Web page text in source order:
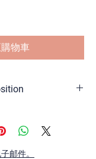
物車
total weight 0.32
邮件。